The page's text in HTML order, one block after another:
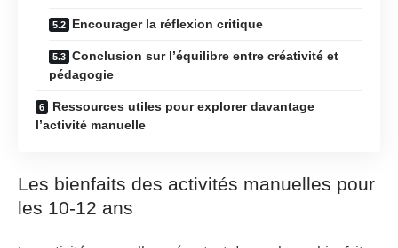
Encourager la réflexion critique
Conclusion sur l’équilibre entre créativité et
pédagogie
Ressources utiles pour explorer davantage
l’activité manuelle
Les bienfaits des activités manuelles pour
les 10-12 ans